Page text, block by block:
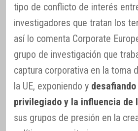
tipo de conflicto de interés
investigadores que tratan los
así lo comenta Corporate
grupo de investigación que
captura corporativa en la toma
la UE, exponiendo y
privilegiado y la influencia de
sus grupos de presión en la